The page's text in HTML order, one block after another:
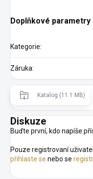
Doplňkové parametry
Kategorie:
Záruka:
Katalog (11.1 MB)
Diskuze
Buďte první, kdo napíše
Pouze registrovaní
přihlaste se nebo se